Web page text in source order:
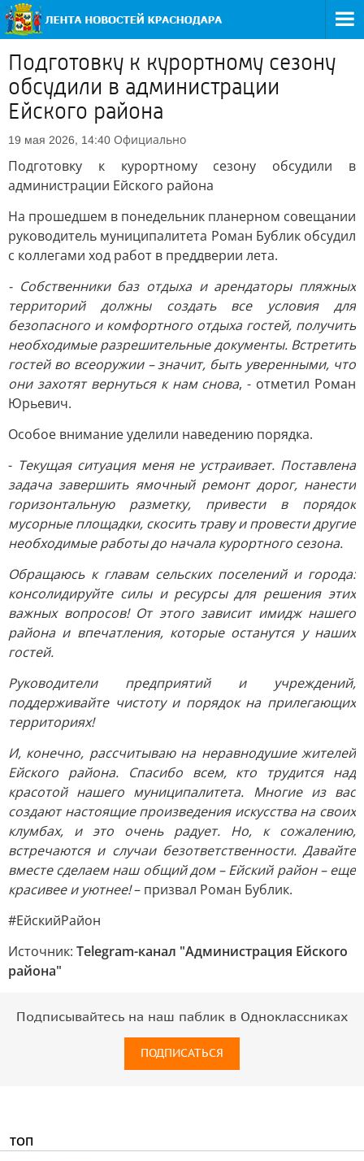
Подготовку к курортному сезону
обсудили в администрации
Ейского района
19 мая 2026, 14:40 Официально
Подготовку к курортному сезону обсудили в
администрации Ейского района
На прошедшем в понедельник планерном совещании
руководитель муниципалитета Роман Бублик обсудил
с коллегами ход работ в преддверии лета.
- Собственники баз отдыха и арендаторы пляжных
территорий должны создать все условия для
безопасного и комфортного отдыха гостей, получить
необходимые разрешительные документы. Встретить
гостей во всеоружии – значит, быть уверенными, что
они захотят вернуться к нам снова, - отметил Роман
Юрьевич.
Особое внимание уделили наведению порядка.
- Текущая ситуация меня не устраивает. Поставлена
задача завершить ямочный ремонт дорог, нанести
горизонтальную разметку, привести в порядок
мусорные площадки, скосить траву и провести другие
необходимые работы до начала курортного сезона.
Обращаюсь к главам сельских поселений и города:
консолидируйте силы и ресурсы для решения этих
важных вопросов! От этого зависит имидж нашего
района и впечатления, которые останутся у наших
гостей.
Руководители предприятий и учреждений,
поддерживайте чистоту и порядок на прилегающих
территориях!
И, конечно, рассчитываю на неравнодушие жителей
Ейского района. Спасибо всем, кто трудится над
красотой нашего муниципалитета. Многие из вас
создают настоящие произведения искусства на своих
клумбах, и это очень радует. Но, к сожалению,
встречаются и случаи безответственности. Давайте
вместе сделаем наш общий дом – Ейский район – еще
красивее и уютнее!– призвал Роман Бублик.
#ЕйскийРайон
Источник: Telegram-канал "Администрация Ейского
района"
Подписывайтесь на наш паблик в Одноклассниках
ПОДПИСАТЬСЯ
ТОП